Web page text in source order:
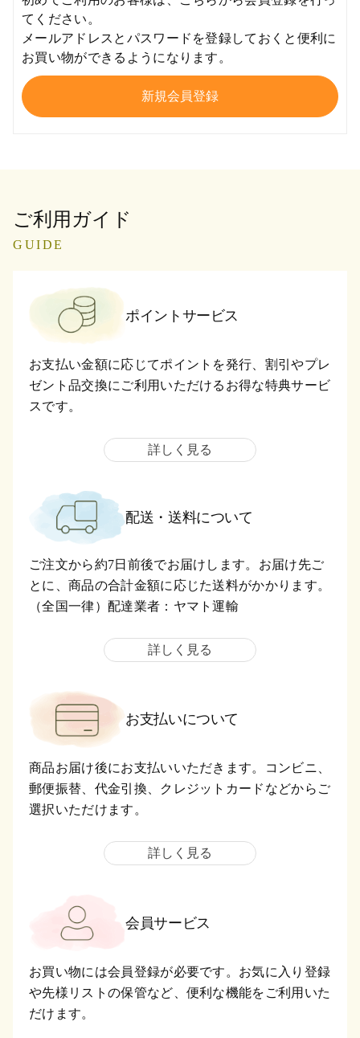
てください。
メールアドレスとパスワードを登録しておくと便利に
お買い物ができるようになります。
ご利用ガイド
GUIDE
ポイントサービス
お支払い金額に応じてポイントを発行、割引やプレ
ゼント品交換にご利用いただけるお得な特典サービ
スです。
詳しく見る
配送・送料について
ご注文から約7日前後でお届けします。お届け先ご
とに、商品の合計金額に応じた送料がかかります。
（全国一律）配達業者：ヤマト運輸
詳しく見る
お支払いについて
商品お届け後にお支払いいただきます。コンビニ、
郵便振替、代金引換、クレジットカードなどからご
選択いただけます。
詳しく見る
会員サービス
お買い物には会員登録が必要です。お気に入り登録
や先様リストの保管など、便利な機能をご利用いた
だけます。